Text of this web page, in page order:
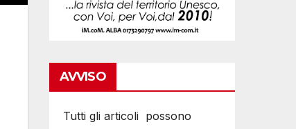
AVVISO
Tutti gli articoli possono